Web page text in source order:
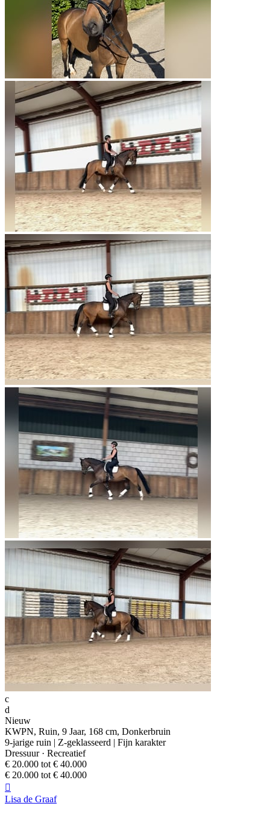
c
d
Nieuw
KWPN, Ruin, 9 Jaar, 168 cm, Donkerbruin
9-jarige ruin | Z-geklasseerd | Fijn karakter
Dressuur · Recreatief
€ 20.000 tot € 40.000
€ 20.000 tot € 40.000

Lisa de Graaf